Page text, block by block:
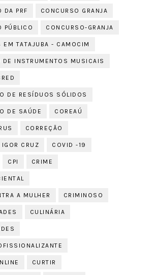
DA PRF CONCURSO GRANJA
PÚBLICO CONCURSO-GRANJA
EM TATAJUBA - CAMOCIM
DE INSTRUMENTOS MUSICAIS
DE RESÍDUOS SÓLIDOS
DE SAÚDE COREAÚ
CORREÇÃO
IGOR CRUZ COVID -19
CPI CRIME
A MULHER CRIMINOSO
CULINÁRIA
CURTIR